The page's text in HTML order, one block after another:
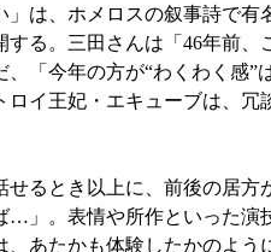
は、ホメロスの叙事詩で
る。三田さんは「46年前
、「今年の方が“わくわく感
イ王妃・エキューブは、
るとき以上に、前後の居
…」。表情や所作といった
あたかも体験したかのよう